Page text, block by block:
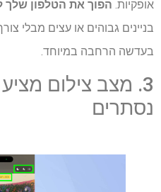
אופקיות. הפוך את הטלפון שלך
בניינים גבוהים או עצים מבלי
בעדשה הרחבה במיוחד.
3. מצב צילום
נסתרים